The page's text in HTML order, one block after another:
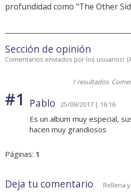
profundidad como "The Other
Sección de opinión
Comentarios enviados por los usuarios! (
1 resultados.
#1 Pablo 25/09/2017 | 16:16
Es un album muy especial,
hacen muy grandiosos
Páginas: 1
Deja tu comentario Rellena